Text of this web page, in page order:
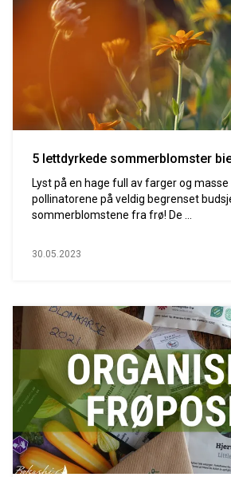
5 lettdyrkede sommerblomster
Lyst på en hage full av farger og masse
pollinatorene på veldig begrenset
sommerblomstene fra frø! De ...
30.05.2023